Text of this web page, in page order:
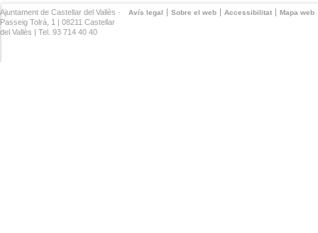
Avís legal Sobre el web Accessibilitat Mapa web
Ajuntament de Castellar del Vallès ·
Passeig Tolrà, 1 | 08211 Castellar
del Vallès | Tel. 93 714 40 40